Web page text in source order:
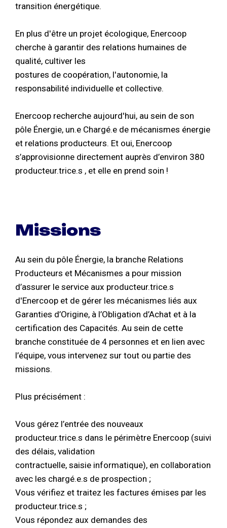
transition énergétique.
En plus d'être un projet écologique, Enercoop
cherche à garantir des relations humaines de
qualité, cultiver les
postures de coopération, l'autonomie, la
responsabilité individuelle et collective.
Enercoop recherche aujourd'hui, au sein de son
pôle Énergie, un.e Chargé.e de mécanismes énergie
et relations producteurs. Et oui, Enercoop
s’approvisionne directement auprès d’environ 380
producteur.trice.s , et elle en prend soin !
Missions
Au sein du pôle Énergie, la branche Relations
Producteurs et Mécanismes a pour mission
d’assurer le service aux producteur.trice.s
d'Enercoop et de gérer les mécanismes liés aux
Garanties d’Origine, à l’Obligation d’Achat et à la
certification des Capacités. Au sein de cette
branche constituée de 4 personnes et en lien avec
l’équipe, vous intervenez sur tout ou partie des
missions.
Plus précisément :
Vous gérez l’entrée des nouveaux
producteur.trice.s dans le périmètre Enercoop (suivi
des délais, validation
contractuelle, saisie informatique), en collaboration
avec les chargé.e.s de prospection ;
Vous vérifiez et traitez les factures émises par les
producteur.trice.s ;
Vous répondez aux demandes des